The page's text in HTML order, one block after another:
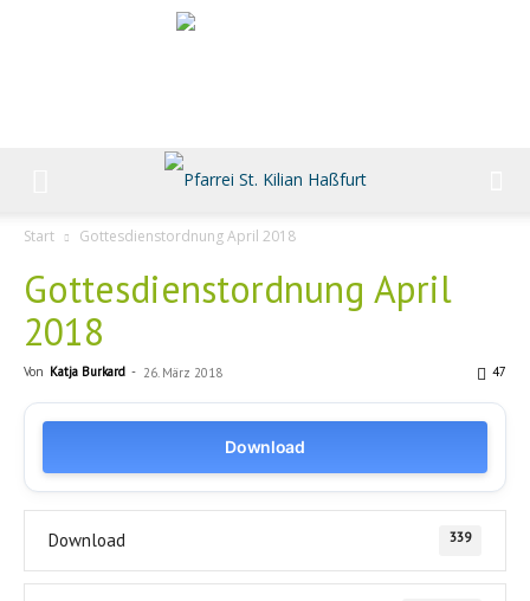
Start Gottesdienstordnung April 2018
Gottesdienstordnung April
2018
Von Katja Burkard - 26. März 2018 47
Download
Download 339